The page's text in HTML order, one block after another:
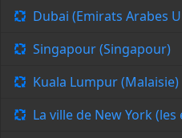
Dubai (Emirats Arabes
Singapour (Singapour)
Kuala Lumpur (Malaisie)
La ville de New York